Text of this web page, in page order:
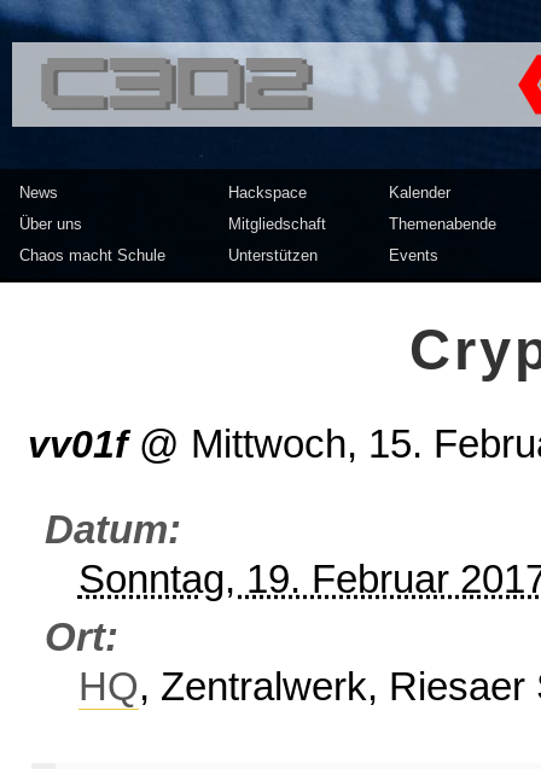
<<</>> Chaos Computer
News
Über uns
Chaos macht Schule
Hackspace
Mitgliedschaft
Unterstützen
Kalender
Themenabende
Events
vv01f@ Mittwoch, 15.
Datum
Sonntag, 19. Februar
Ort
HQ, Zentralwerk, Riesaer